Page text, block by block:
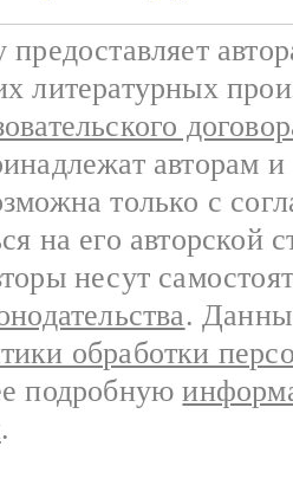
литературных
авторам
только с
на его авторской
несут
.
обработки
подробную
.